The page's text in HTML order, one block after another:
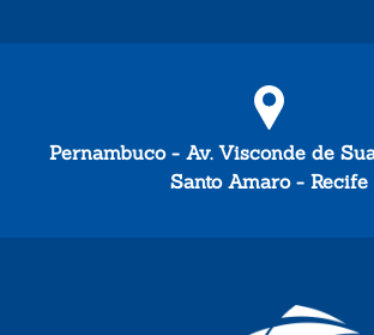
Pernambuco - Av. Visconde de
Santo Amaro - Recife